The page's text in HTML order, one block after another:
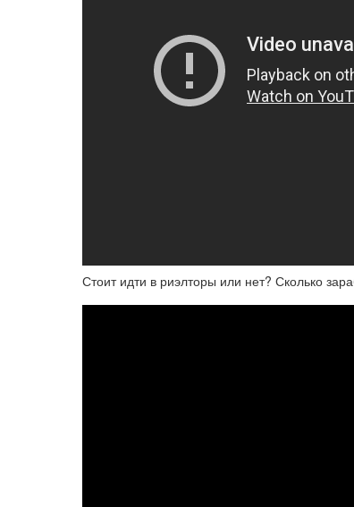
Стоит идти в риэлторы или нет? Сколько